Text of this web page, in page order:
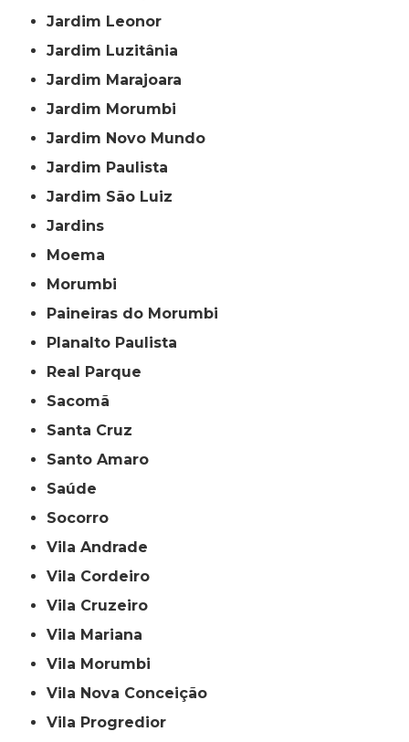
Jardim Leonor
Jardim Luzitânia
Jardim Marajoara
Jardim Morumbi
Jardim Novo Mundo
Jardim Paulista
Jardim São Luiz
Jardins
Moema
Morumbi
Paineiras do Morumbi
Planalto Paulista
Real Parque
Sacomã
Santa Cruz
Santo Amaro
Saúde
Socorro
Vila Andrade
Vila Cordeiro
Vila Cruzeiro
Vila Mariana
Vila Morumbi
Vila Nova Conceição
Vila Progredior